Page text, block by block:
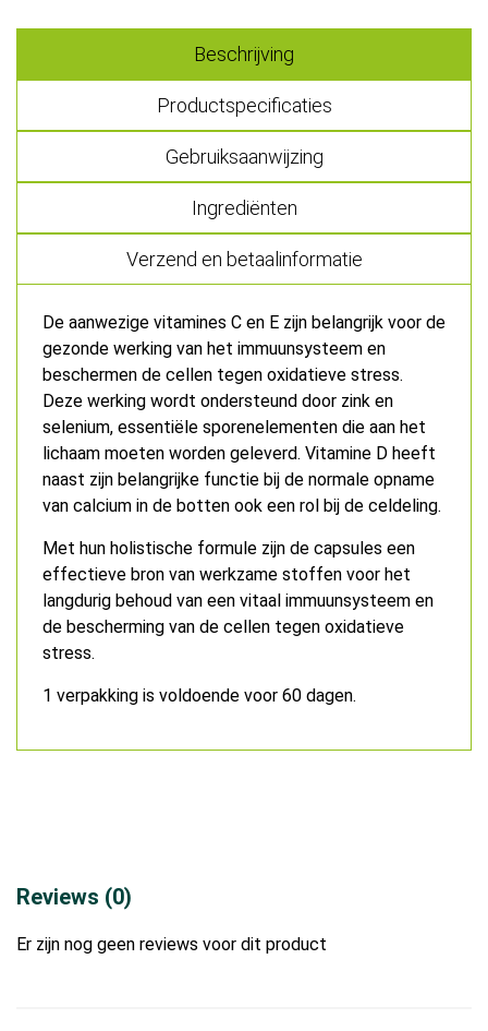
Beschrijving
Productspecificaties
Gebruiksaanwijzing
Ingrediënten
Verzend en betaalinformatie
De aanwezige vitamines C en E zijn belangrijk voor de
gezonde werking van het immuunsysteem en
beschermen de cellen tegen oxidatieve stress.
Deze werking wordt ondersteund door zink en
selenium, essentiële sporenelementen die aan het
lichaam moeten worden geleverd. Vitamine D heeft
naast zijn belangrijke functie bij de normale opname
van calcium in de botten ook een rol bij de celdeling.
Met hun holistische formule zijn de capsules een
effectieve bron van werkzame stoffen voor het
langdurig behoud van een vitaal immuunsysteem en
de bescherming van de cellen tegen oxidatieve
stress.
1 verpakking is voldoende voor 60 dagen.
Reviews (0)
Er zijn nog geen reviews voor dit product